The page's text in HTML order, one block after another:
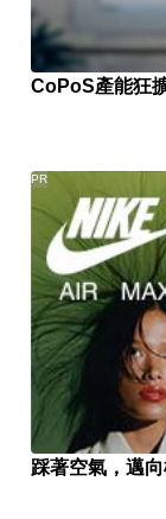
CoPoS產能狂
踩著空氣，邁
PR